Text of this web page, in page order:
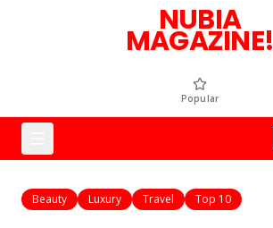
NUBIA
MAGAZINE!
Popular
Beauty Luxury Travel Top 10